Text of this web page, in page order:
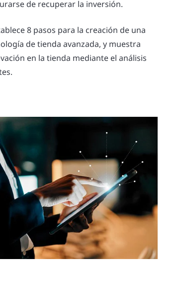
de recuperar la inversión.
8 pasos para la creación de una
de tienda avanzada, y muestra
en la tienda mediante el análisis